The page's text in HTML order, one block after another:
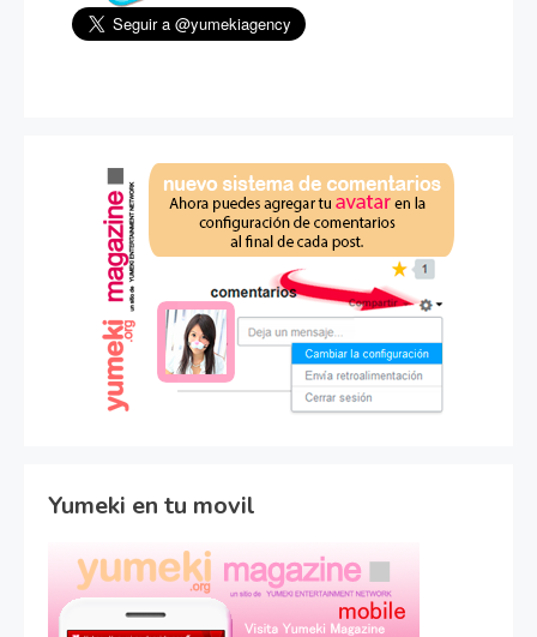
Yumeki en tu movil